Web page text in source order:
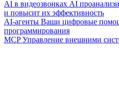
AI в видеозвонках AI
и повысит их эффективность
AI-агенты Ваши цифровые
программирования
MCP Управление внешними